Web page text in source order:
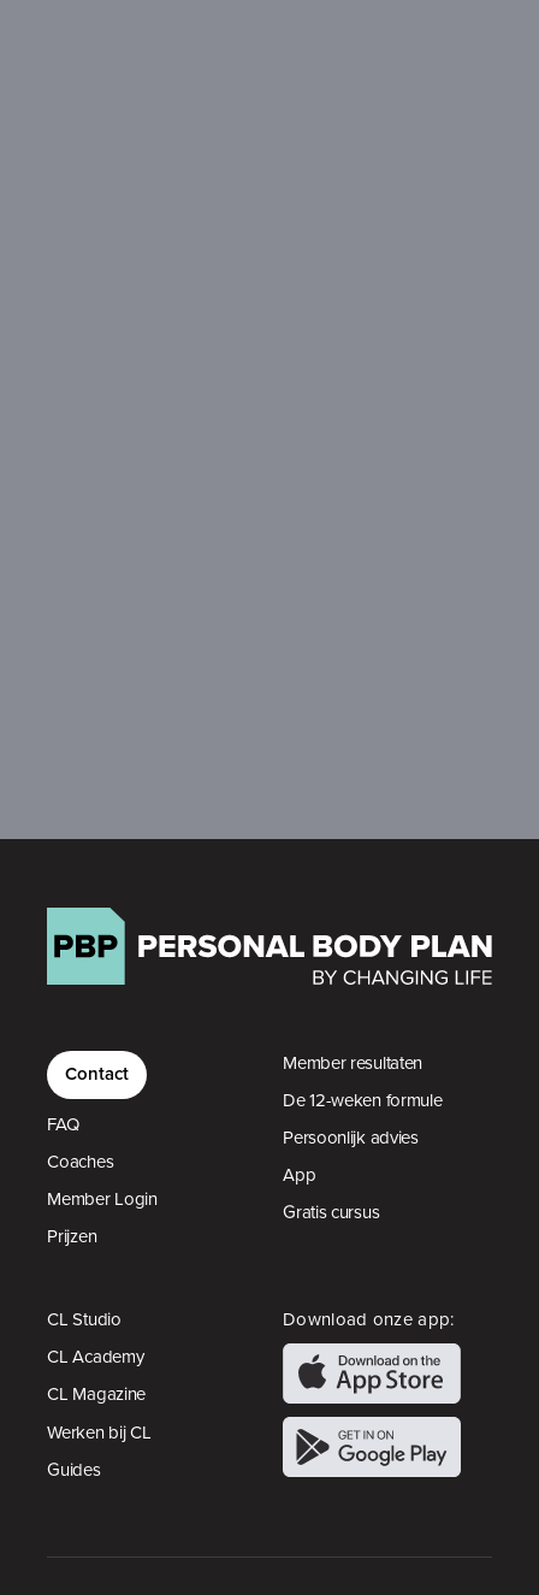
Contact
FAQ
Coaches
Member Login
Prijzen
Member resultaten
De 12-weken formule
Persoonlijk advies
App
Gratis cursus
CL Studio
CL Academy
CL Magazine
Werken bij CL
Guides
Download onze app: